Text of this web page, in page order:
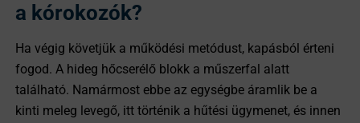
a kórokozók?
Ha végig követjük a működési metódust, kapásból érteni
fogod. A hideg hőcserélő blokk a műszerfal alatt
található. Namármost ebbe az egységbe áramlik be a
kinti meleg levegő, itt történik a hűtési ügymenet, és innen